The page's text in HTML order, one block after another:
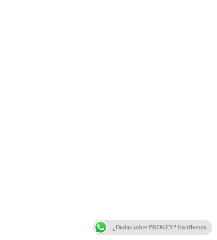
¿Dudas sobre PROKEY? Escríbenos